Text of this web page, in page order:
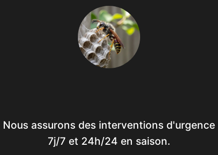
Nous assurons des interventions d'urgence
7j/7 et 24h/24 en saison.